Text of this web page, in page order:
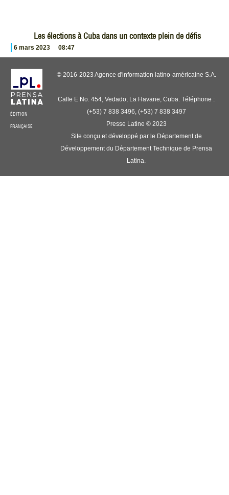
Les élections à Cuba dans un contexte plein de défis
6 mars 2023 08:47
ÉDITION
FRANÇAISE
© 2016-2023 Agence d'information latino-américaine S.A.
Calle E No. 454, Vedado, La Havane, Cuba. Téléphone :
(+53) 7 838 3496, (+53) 7 838 3497
Presse Latine © 2023
Site conçu et développé par le Département de
Développement du Département Technique de Prensa
Latina.